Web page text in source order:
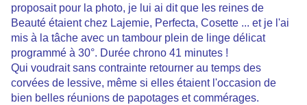
proposait pour la photo, je lui ai dit que les reines de
Beauté étaient chez Lajemie, Perfecta, Cosette ... et je l'ai
mis à la tâche avec un tambour plein de linge délicat
programmé à 30°. Durée chrono 41 minutes !
Qui voudrait sans contrainte retourner au temps des
corvées de lessive, même si elles étaient l'occasion de
bien belles réunions de papotages et commérages.